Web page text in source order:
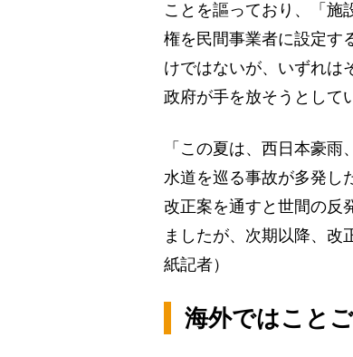
ことを謳っており、「施
権を民間事業者に設定す
けではないが、いずれは
政府が手を放そうとして
「この夏は、西日本豪
水道を巡る事故が多発し
改正案を通すと世間の反
ましたが、次期以降、改
紙記者）
海外ではこと